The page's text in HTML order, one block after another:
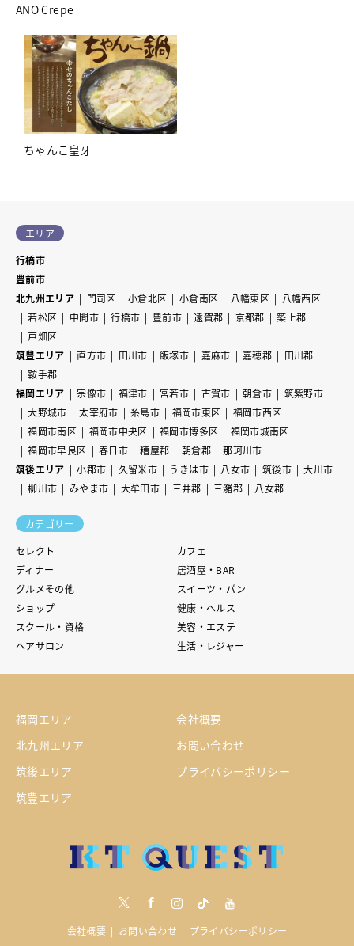
ANO Crepe
ちゃんこ皇牙
エリア
行橋市
豊前市
北九州エリア
門司区 小倉北区 小倉南区 八幡東区
八幡西区
若松区
中間市 行橋市 豊前市 遠賀郡 京都郡
築上郡
戸畑区
筑豊エリア
直方市 田川市 飯塚市 嘉麻市 嘉穂郡
田川郡
鞍手郡
福岡エリア
宗像市 福津市 宮若市 古賀市 朝倉市
筑紫野市
大野城市
太宰府市 糸島市 福岡市東区
福岡市西区
福岡市南区
福岡市中央区 福岡市博多区
福岡市城南区
福岡市早良区
春日市 糟屋郡 朝倉郡
那珂川市
筑後エリア
小郡市 久留米市 うきは市 八女市 筑後市
大川市
柳川市
みやま市 大牟田市 三井郡 三潴郡 八女郡
カテゴリー
セレクト
カフェ
ディナー
居酒屋・BAR
グルメその他
スイーツ・パン
ショップ
健康・ヘルス
スクール・資格
美容・エステ
ヘアサロン
生活・レジャー
福岡エリア
北九州エリア
筑後エリア
筑豊エリア
会社概要
お問い合わせ
プライバシーポリシー
Instagramtiktock youtube
会社概要 お問い合わせ プライバシーポリシー